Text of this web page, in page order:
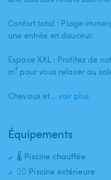
Confort total : Plage
une entrée en douceur.
Espace XXL : Profitez de
m² pour vous relaxer au
Chevaux et… voir plus
Équipements
🌡️ Piscine chauffée
🏊‍♂️ Piscine extérieure